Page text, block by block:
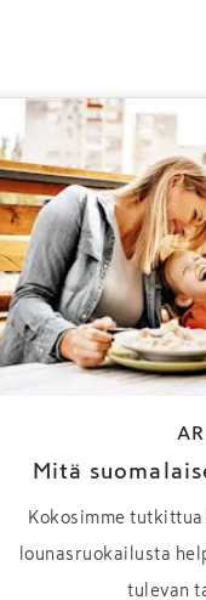
Mitä
Kokosimme
lounasruokailusta
tulevan